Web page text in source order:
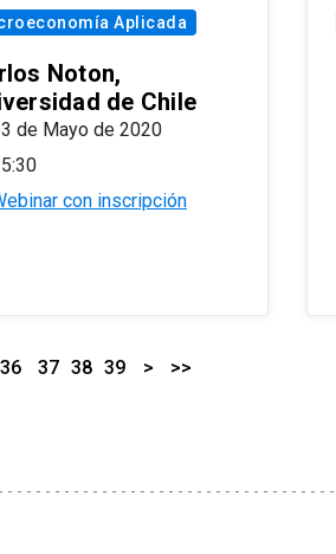
Aplicada
Noton,
de Chile
de Mayo de 2020
con inscripción
36 37 38 39 > >>